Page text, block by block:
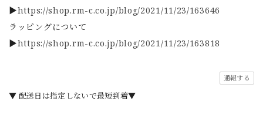
▶https://shop.rm-c.co.jp/blog/2021/11/23/163646
ラッピングについて
▶https://shop.rm-c.co.jp/blog/2021/11/23/163818
通報する
▼ 配送日は指定しないで最短到着▼